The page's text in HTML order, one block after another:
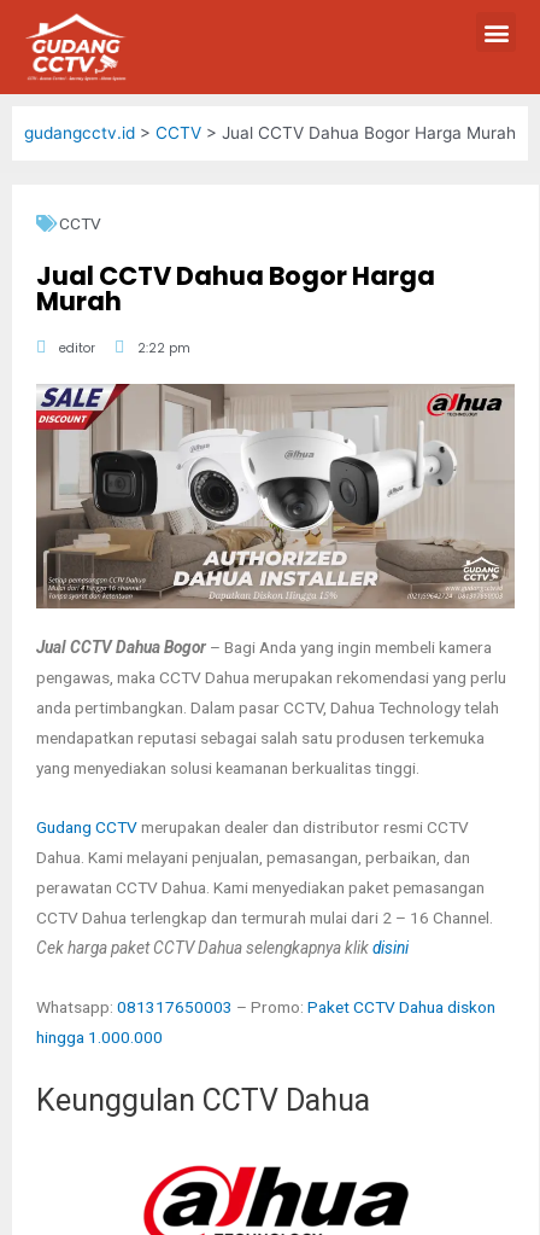
gudangcctv.id > CCTV > Jual CCTV Dahua Bogor Harga Murah
CCTV
Jual CCTV Dahua Bogor Harga
Murah
editor 2:22 pm
Jual CCTV Dahua Bogor – Bagi Anda yang ingin membeli kamera
pengawas, maka CCTV Dahua merupakan rekomendasi yang perlu
anda pertimbangkan. Dalam pasar CCTV, Dahua Technology telah
mendapatkan reputasi sebagai salah satu produsen terkemuka
yang menyediakan solusi keamanan berkualitas tinggi.
Gudang CCTVmerupakan dealer dan distributor resmi CCTV
Dahua. Kami melayani penjualan, pemasangan, perbaikan, dan
perawatan CCTV Dahua. Kami menyediakan paket pemasangan
CCTV Dahua terlengkap dan termurah mulai dari 2 – 16 Channel.
Cek harga paket CCTV Dahua selengkapnya klikdisini
Whatsapp: 081317650003 – Promo: Paket CCTV Dahua diskon
hingga 1.000.000
Keunggulan CCTV Dahua